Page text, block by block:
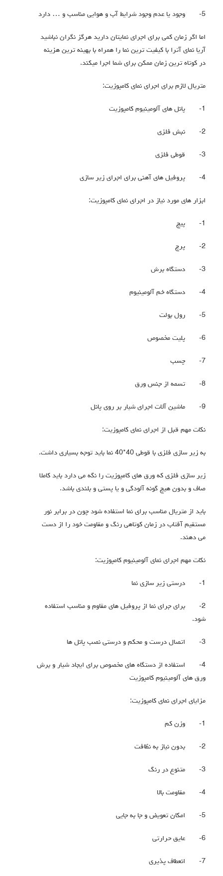
5- وجود یا عدم وجود شرایط آب و هوایی مناسب و … دارد
اما اگر زمان کمی برای اجرای نمایتان دارید هرگز نگران نباشید
آریا نمای آترا با کیفیت ترین نما را همراه با بهینه ترین هزینه
در کوتاه ترین زمان ممکن برای شما اجرا میکند.
متریال لازم برای اجرای نمای کامپوزیت:
1- پانل های آلومینیوم کامپوزیت
2- نبش فلزی
3- قوطی فلزی
4- پروفیل های آهنی برای اجرای زیر سازی
ابزار های مورد نیاز در اجرای نمای کامپوزیت:
1- پیچ
2- پرچ
3- دستگاه برش
4- دستگاه خم آلومینیوم
5- رول بولت
6- پلیت مخصوص
7- چسب
8- تسمه از جنس ورق
9- ماشین آلات اجرای شیار بر روی پانل
نکات مهم قبل از اجرای نمای کامپوزیت:
به زیر سازی فلزی با قوطی 40*40 نما باید توجه بسیاری داشت.
زیر سازی فلزی که ورق های کامپوزیت را نگه می دارد باید کاملا
صاف و بدون هیچ گونه آلودگی و یا پستی و بلندی باشد.
باید از متریال مناسب برای نما استفاده شود چون در برابر نور
مستقیم آفتاب در زمان کوتاهی رنگ و مقاومت خود را از دست
می دهند.
نکات مهم اجرای نمای آلومینیوم کامپوزیت:
1- درستی زیر سازی نما
2-
برای جرای نما از پروفیل های مقاوم و مناسب استفاده
شود.
3- اتصال درست و محکم و درستی نصب پانل ها
4-
استفاده از دستگاه های مخصوص برای ایجاد شیار و برش
ورق های آلومینیوم کامپوزیت
مزایای اجرای نمای کامپوزیت:
1- وزن کم
2- بدون نیاز به نظافت
3- متنوع در رنگ
4- مقاومت بالا
5- امکان تعویض و جا به جایی
6- عایق حرارتی
7- انعطاف پذیری